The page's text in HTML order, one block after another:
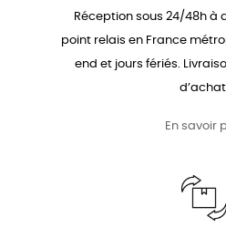
Réception sous 24/48h à
point relais en France
end et jours fériés.
En savoir